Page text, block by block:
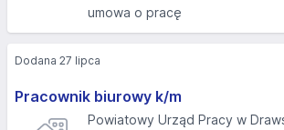
umowa o pracę
Pracownik biurowy k/m
Powiatowy Urząd Pracy w
Dodana 27 lipca